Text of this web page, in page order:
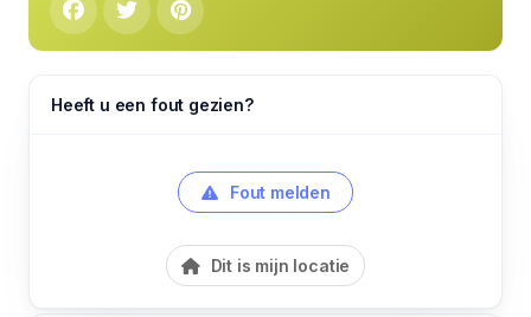
Heeft u een fout gezien?
Fout melden
Dit is mijn locatie